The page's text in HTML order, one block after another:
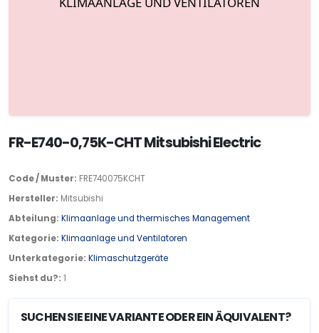
FR-E740-0,75K-CHT Mitsubishi Electric
Code / Muster: FRE740075KCHT
Hersteller: Mitsubishi
Abteilung: Klimaanlage und thermisches Management
Kategorie: Klimaanlage und Ventilatoren
Unterkategorie: Klimaschutzgeräte
Siehst du?: 1
SUCHEN SIE EINE VARIANTE ODER EIN ÄQUIVALENT?